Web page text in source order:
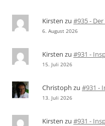
Kirsten zu #935 -
6. August 2026
Kirsten zu #931 -
15. Juli 2026
Christoph zu #931 -
13. Juli 2026
Kirsten zu #931 -